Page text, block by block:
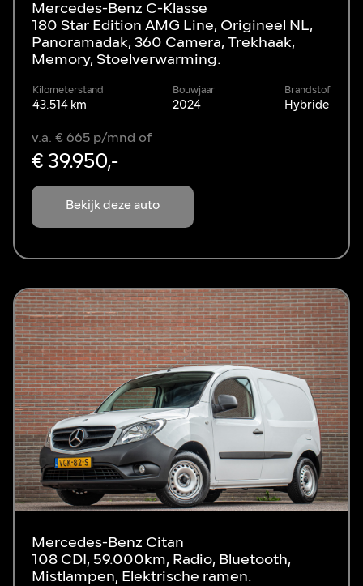
Mercedes-Benz C-Klasse
180 Star Edition AMG Line, Origineel NL,
Panoramadak, 360 Camera, Trekhaak,
Memory, Stoelverwarming.
Kilometerstand
43.514 km
Bouwjaar
2024
Brandstof
Hybride
Bekijk deze auto
v.a. € 665 p/mnd of
€ 39.950,-
Mercedes-Benz Citan
108 CDI, 59.000km, Radio, Bluetooth,
Mistlampen, Elektrische ramen.